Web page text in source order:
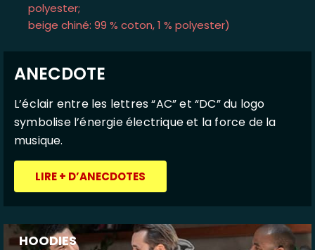
polyester;
beige chiné: 99 % coton, 1 % polyester)
ANECDOTE
L’éclair entre les lettres “AC” et “DC” du logo
symbolise l’énergie électrique et la force de la
musique.
LIRE + D’ANECDOTES
HOODIES